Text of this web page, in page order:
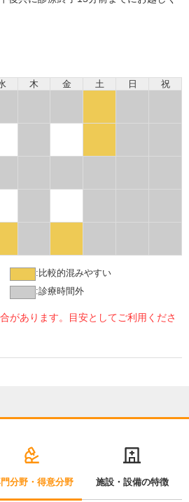
木 金 土 日 祝
: 比較的混みやすい
:診療時間外
があります。目安としてご利用くださ
分野・得意分野 施設・設備の特徴